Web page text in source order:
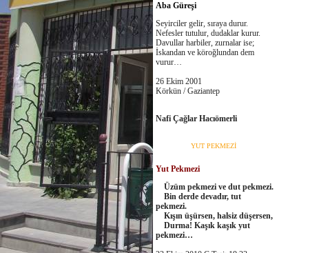
Aba Güreşi
Seyirciler gelir, sıraya durur.
Nefesler tutulur, dudaklar kurur.
Davullar harbiler, zurnalar ise;
İskandan ve köroğlundan dem
vurur…
26 Ekim 2001
Körkün / Gaziantep
Nafi Çağlar Hacıömerli
YUT PEKMEZİ
Yut Pekmezi
Üzüm pekmezi ve dut pekmezi.
Bin derde devadır, tut
pekmezi.
Kışın üşürsen, halsiz düşersen,
Durma! Kaşık kaşık yut
pekmezi…